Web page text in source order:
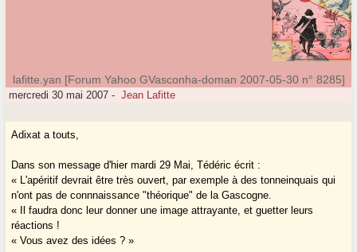
lafitte.yan [Forum Yahoo GVasconha-doman 2007-05-30 n° 8285]
mercredi 30 mai 2007 - Jean Lafitte
Adixat a touts,
Dans son message d'hier mardi 29 Mai, Tédéric écrit :
« L'apéritif devrait être très ouvert, par exemple à des tonneinquais qui
n'ont pas de connnaissance "théorique" de la Gascogne.
« Il faudra donc leur donner une image attrayante, et guetter leurs
réactions !
« Vous avez des idées ? »